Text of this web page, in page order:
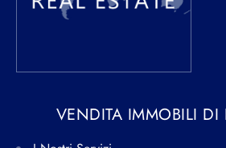
VENDITA IMMOBILI DI